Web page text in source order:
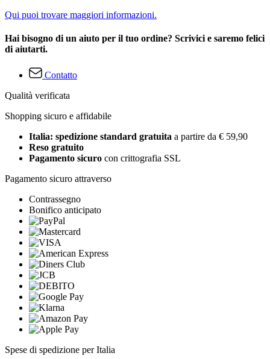
Qui puoi trovare maggiori informazioni.
Hai bisogno di un aiuto per il tuo ordine? Scrivici e saremo felici
di aiutarti.
Contatto
Qualità verificata
Shopping sicuro e affidabile
Italia: spedizione standard gratuita a partire da € 59,90
Reso gratuito
Pagamento sicuro con crittografia SSL
Pagamento sicuro attraverso
Contrassegno
Bonifico anticipato
Spese di spedizione per Italia